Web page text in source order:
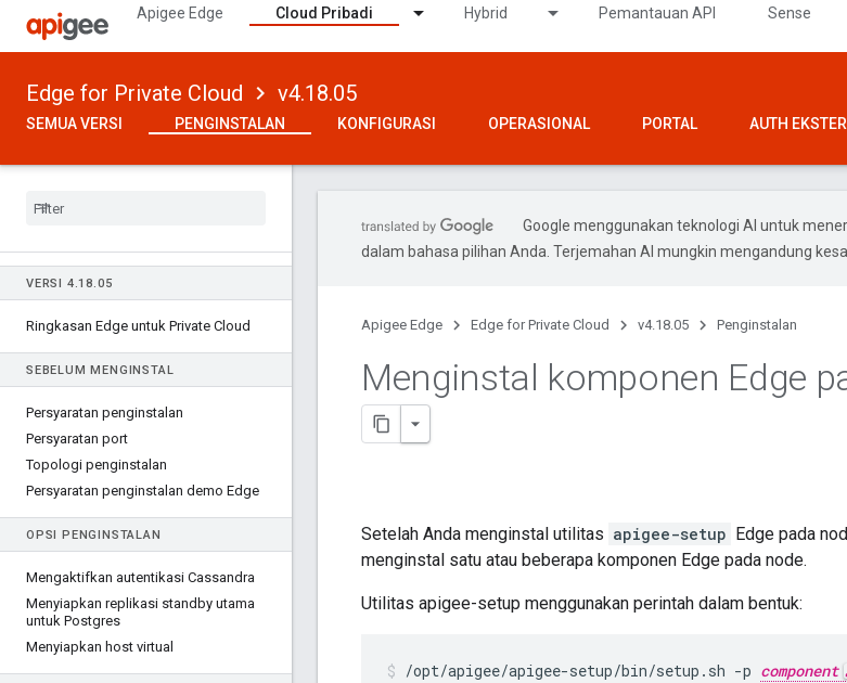
Apigee Edge Cloud Pribadi Hybrid Pemantauan API Sense
Edge for Private Cloud v4.18.05
SEMUA VERSI PENGINSTALAN KONFIGURASI OPERASIONAL PORTAL AUTH
VERSI 4.18.05
Ringkasan Edge untuk Private Cloud
SEBELUM MENGINSTAL
Persyaratan penginstalan
Persyaratan port
Topologi penginstalan
Persyaratan penginstalan demo Edge
OPSI PENGINSTALAN
Mengaktifkan autentikasi Cassandra
Menyiapkan replikasi standby utama
untuk Postgres
Menyiapkan host virtual
Google menggunakan teknologi AI untuk
dalam bahasa pilihan Anda. Terjemahan AI mungkin mengandung
Apigee Edge Edge for Private Cloud v4.18.05 Penginstalan
Menginstal komponen Edge
Setelah Anda menginstal utilitas apigee-setup Edge pada
menginstal satu atau beberapa komponen Edge pada node.
Utilitas apigee-setup menggunakan perintah dalam bentuk:
/opt/apigee/apigee-setup/bin/setup.sh -p component